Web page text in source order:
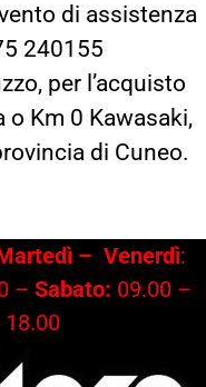
di assistenza
240155
per l’acquisto
o Km 0 Kawasaki,
di Cuneo.
– Venerdì:
– Sabato: 09.00 –